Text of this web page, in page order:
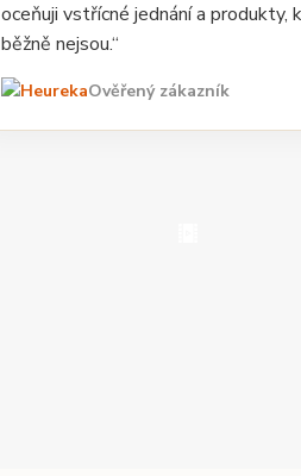
oceňuji vstřícné jednání a produkty,
běžně nejsou.“
Ověřený zákazník